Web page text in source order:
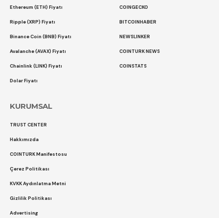
Ethereum (ETH) Fiyatı
Ripple (XRP) Fiyatı
Binance Coin (BNB) Fiyatı
Avalanche (AVAX) Fiyatı
Chainlink (LINK) Fiyatı
Dolar Fiyatı
COINGECKO
BITCOINHABER
NEWSLINKER
COINTURK NEWS
COINSTATS
KURUMSAL
TRUST CENTER
Hakkımızda
COINTURK Manifestosu
Çerez Politikası
KVKK Aydınlatma Metni
Gizlilik Politikası
Advertising